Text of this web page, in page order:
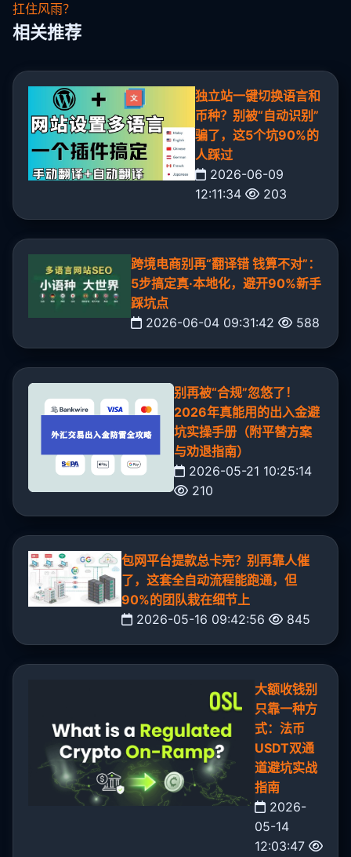
扛住风雨？
相关推荐
独立站一键切换语言和
币种？别被“自动识别”
骗了，这5个坑90%的
人踩过
2026-06-09
12:11:34
203
跨境电商别再“翻译错 钱算不对”：
5步搞定真·本地化，避开90%新手
踩坑点
2026-06-04 09:31:42
588
别再被“合规”忽悠了！
2026年真能用的出入金避
坑实操手册（附平替方案
与劝退指南）
2026-05-21 10:25:14
210
包网平台提款总卡壳？别再靠人催
了，这套全自动流程能跑通，但
90%的团队栽在细节上
2026-05-16 09:42:56
845
大额收钱别
只靠一种方
式：法币
USDT双通
道避坑实战
指南
2026-
05-14
12:03:47